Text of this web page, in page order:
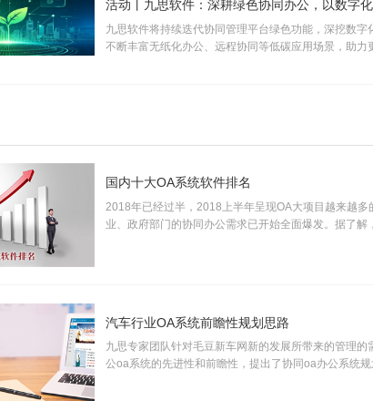
九思软件将持续迭代协同管理平台绿色功能，深挖数字
不断丰富无纸化办公、远程协同等低碳应用场景，助力
国内十大OA系统软件排名
2018年已经过半，2018上半年呈现OA大项目越来越多
业、政府部门的协同办公需求已开始全面爆发。据了解
汽车行业OA系统前瞻性规划思路
九思专家团队针对毛豆新车网新的发展所带来的管理的
公oa系统的先进性和前瞻性，提出了协同oa办公系统规